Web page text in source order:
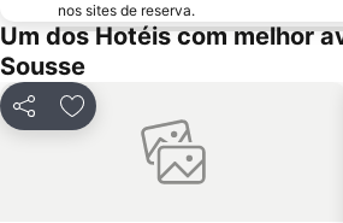
nos sites de reserva.
Um dos Hotéis com melhor
Sousse
PartilharAdicionar aos favoritos